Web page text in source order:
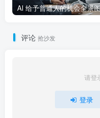
AI 给予普通人的机会全景
评论 抢沙发
请登
登录